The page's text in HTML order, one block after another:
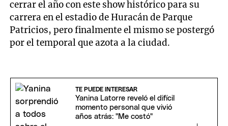
cerrar el año con este show histórico para su
carrera en el estadio de Huracán de Parque
Patricios, pero finalmente el mismo se postergó
por el temporal que azota a la ciudad.
TE PUEDE INTERESAR
Yanina Latorre reveló el difícil
momento personal que vivió
años atrás: "Me costó"